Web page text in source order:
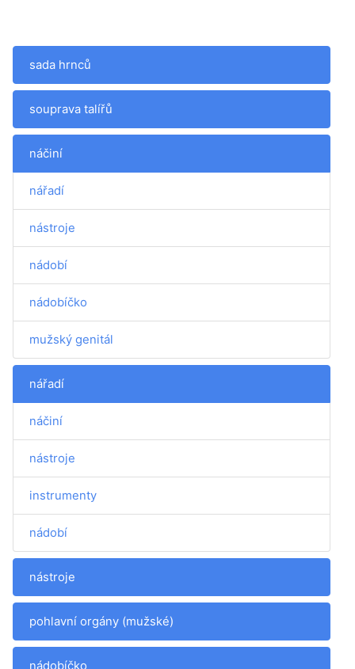
sada hrnců
souprava talířů
náčiní
nářadí
nástroje
nádobí
nádobíčko
mužský genitál
nářadí
náčiní
nástroje
instrumenty
nádobí
nástroje
pohlavní orgány (mužské)
nádobíčko